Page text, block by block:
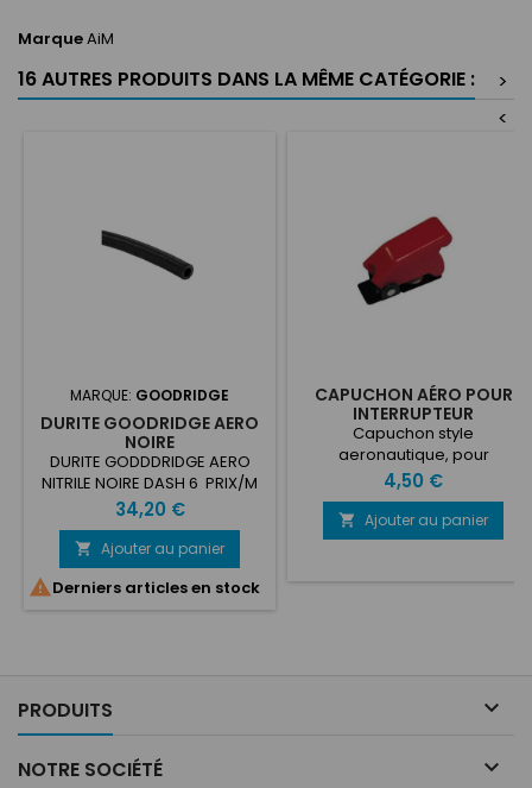
MarqueAiM
16 AUTRES PRODUITS DANS LA MÊME CATÉGORIE :
>
<
MARQUE: GOODRIDGE
DURITE GOODRIDGE AERO
NOIRE
DURITE GODDDRIDGE AERO
NITRILE NOIRE DASH 6 PRIX/M
Prix
34,20 €
 Ajouter au panier
Derniers articles en stock
CAPUCHON AÉRO POUR
INTERRUPTEUR
K893/K894/K895
Capuchon style
aeronautique, pour
interrupteur. Disponible en
rouge uniquement.
Prix
4,50 €
 Ajouter au panier
PRODUITS 
NOTRE SOCIÉTÉ 